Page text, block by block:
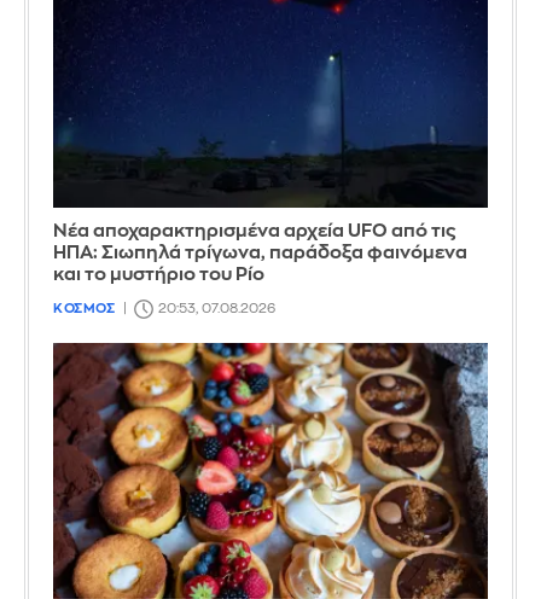
Νέα αποχαρακτηρισμένα αρχεία UFO από τις
ΗΠΑ: Σιωπηλά τρίγωνα, παράδοξα φαινόμενα
και το μυστήριο του Ρίο
ΚΟΣΜΟΣ 20:53, 07.08.2026